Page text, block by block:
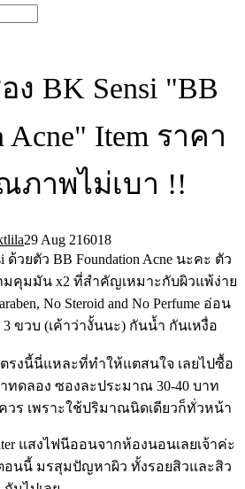
ง BK Sensi "BB
Acne" Item ราคา
ภาพไม่เบา !!
29 Aug 216018
ด้วยตัว BB Foundation Acne นะคะ ตัว
มคุมมัน x2 ที่สำคัญเหมาะกับผิวแพ้ง่าย
No Steroid and No Perfume อ่อน
ขวบ (เค้าว่างั้นนะ) กันน้ำ กันเหงื่อ
รงนี้นี่แหละที่ทำให้แตสนใจ เลยไปซื้อ
ทดลอง ซองละประมาณ 30-40 บาท
ร เพราะใช้ปริมาณนิดเดียวก็ทั่วหน้า
แสงไฟนีออนจากห้องนอนเลยเจ้าค่ะ
อนนี้ มรสุมปัญหาผิว ทั้งรอยสิวและสิว